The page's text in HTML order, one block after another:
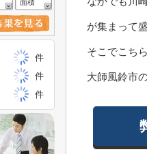
が集まって
そこでこち
大師風鈴市
面積
件
件
件